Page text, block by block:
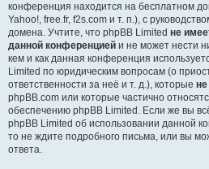
конференция находится на бесплатном
Yahoo!, free.fr, f2s.com и т. п.), с
домена. Учтите, что phpBB Limited не
данной конференцией и не может нести
кем и как данная конференция
Limited по юридическим вопросам (о
ответственности за неё и т. д.), которые
phpBB.com или которые частично
обеспечению phpBB Limited. Если же вы
phpBB Limited об использовании данной
то не ждите подробного письма, или вы
ответа.